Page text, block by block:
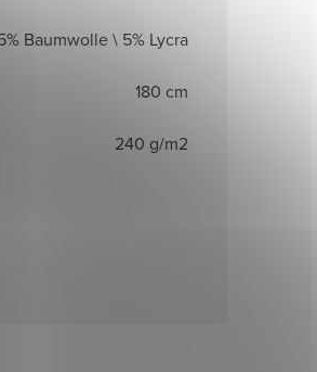
Baumwolle \ 5% Lycra
180 cm
240 g/m2